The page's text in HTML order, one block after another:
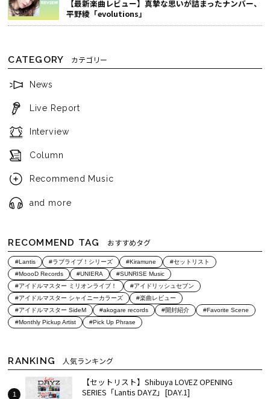
【最新楽曲レビュー】真摯な思いが詰まったナンバー、
平野綾「evolutions」
CATEGORY カテゴリー
News
Live Report
Interview
Column
Recommend Music
and more
RECOMMEND TAG おすすめタグ
#Lantis #ラブライブ！シリーズ #Kiramune
#セットリスト
#MoooD Records
#UNIERA
#SUNRISE Music
#アイドルマスター ミリオンライブ！
#アイドリッシュセブン
#アイドルマスター シャイニーカラーズ
#楽曲レビュー
#アイドルマスター SideM
#akogare records #開封紹介
#Favorite Scene
#Monthly Pickup Artist
#Pick Up Phrase
RANKING 人気ランキング
【セットリスト】Shibuya LOVEZ OPENING
SERIES「Lantis DAYZ」[DAY.1]